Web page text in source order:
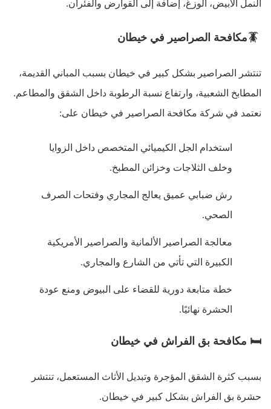
النمل الأبيض، الوزغ، إضافة إلى القوارض والفئران.
🪳مكافحة الصراصير في خيطان
تنتشر الصراصير بشكل كبير في خيطان بسبب المباني القديمة،
المطابخ الشعبية، وارتفاع نسبة الرطوبة داخل الشقق والمطاعم.
نعتمد في شركة مكافحة الصراصير في خيطان على:
استخدام الجل الكيميائي المتخصص داخل الزوايا
وخلف الثلاجات وخزائن المطبخ.
رش ضبابي عميق يعالج المجاري وفتحات الصرف
الصحي.
معالجة الصراصير الألمانية والصراصير الأمريكية
الكبيرة التي تأتي من الشارع والمجاري.
خطة متابعة دورية للقضاء على البيوض ومنع عودة
الحشرة نهائيًا.
🛏 مكافحة بق الفراش في خيطان
بسبب كثرة الشقق المؤجرة وتبديل الأثاث المستعمل، تنتشر
حشرة بق الفراش بشكل كبير في خيطان.